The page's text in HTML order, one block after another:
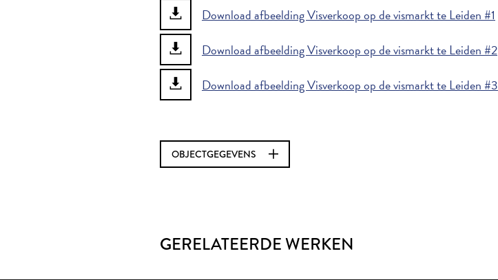
Download afbeelding Visverkoop op de vismarkt te Leiden #1
Download afbeelding Visverkoop op de vismarkt te Leiden #2
Download afbeelding Visverkoop op de vismarkt te Leiden #3
OBJECTGEGEVENS
GERELATEERDE WERKEN